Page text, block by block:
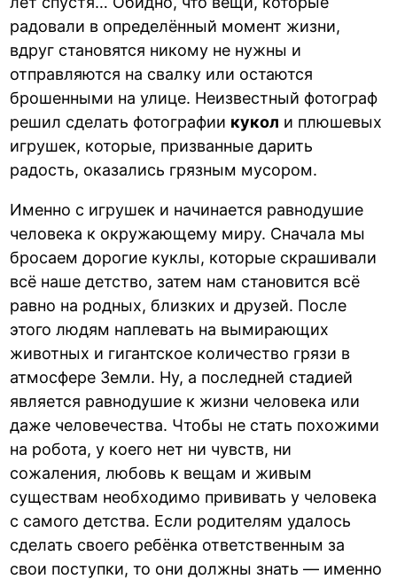
радовали в определённый момент жизни,
вдруг становятся никому не нужны и
отправляются на свалку или остаются
брошенными на улице. Неизвестный фотограф
решил сделать фотографии кукол и плюшевых
игрушек, которые, призванные дарить
радость, оказались грязным мусором.
Именно с игрушек и начинается равнодушие
человека к окружающему миру. Сначала мы
бросаем дорогие куклы, которые скрашивали
всё наше детство, затем нам становится всё
равно на родных, близких и друзей. После
этого людям наплевать на вымирающих
животных и гигантское количество грязи в
атмосфере Земли. Ну, а последней стадией
является равнодушие к жизни человека или
даже человечества. Чтобы не стать похожими
на робота, у коего нет ни чувств, ни
сожаления, любовь к вещам и живым
существам необходимо прививать у человека
с самого детства. Если родителям удалось
сделать своего ребёнка ответственным за
свои поступки, то они должны знать — именно